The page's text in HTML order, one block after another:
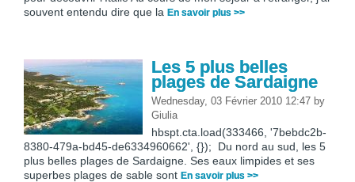
souvent entendu dire que la En savoir plus >>
Les 5 plus belles
plages de Sardaigne
Wednesday, 03 Février 2010 12:47 by
Giulia
hbspt.cta.load(333466, '7bebdc2b-
8380-479a-bd45-de6334960662', {}); Du nord au sud, les 5
plus belles plages de Sardaigne. Ses eaux limpides et ses
superbes plages de sable sont En savoir plus >>